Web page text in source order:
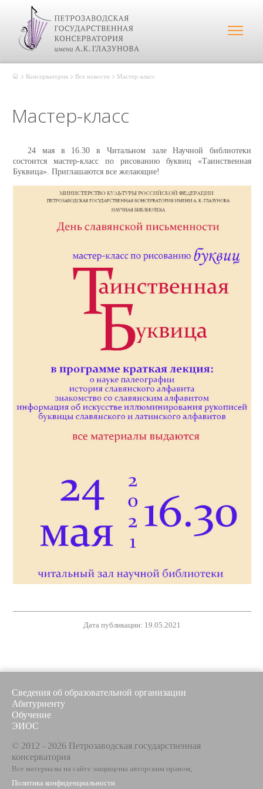
Консерватория Все новости Мастер-класс
Мастер-класс
24 мая в 16.30 в Читальном зале Научной библиотеки
состоится мастер-класс по рисованию буквиц «Таинственная
Буквица». Приглашаются все желающие!
Дата публикации: 19.05.2021
Сведения об образовательной организации
Абитуриенту
Обучение
ЭИОС
© 2012 - 2026 Петрозаводская государственная
консерватория
Все материалы на сайте защищены авторским правом,
Политика конфиденциальности